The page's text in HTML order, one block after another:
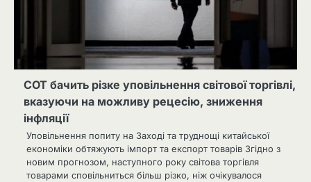
СОТ бачить різке уповільнення світової торгівлі,
вказуючи на можливу рецесію, зниження
інфляції
Уповільнення попиту на Заході та труднощі китайської
економіки обтяжують імпорт та експорт товарів Згідно з
новим прогнозом, наступного року світова торгівля
товарами сповільниться більш різко, ніж очікувалося